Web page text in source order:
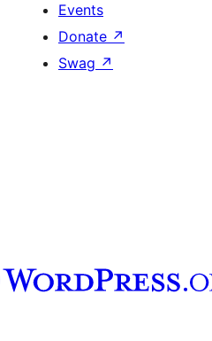
Events
Donate ↗
Swag ↗